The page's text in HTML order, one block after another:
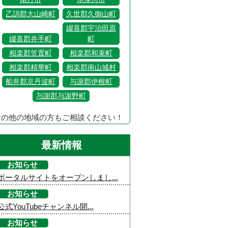
乙訓郡大山崎町
久世郡久御山町
綴喜郡井手町
綴喜郡宇治田原
町
相楽郡笠置町
相楽郡和束町
相楽郡精華町
相楽郡南山城村
船井郡京丹波町
与謝郡伊根町
与謝郡与謝野町
他の地域の方もご相談ください！
最新情報
お知らせ
ータルサイトをオープンしまし...
お知らせ
式YouTubeチャンネル開...
お知らせ